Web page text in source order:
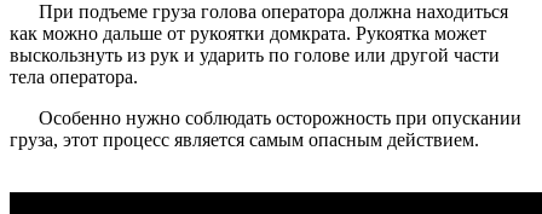
При подъеме груза голова оператора должна находиться
как можно дальше от рукоятки домкрата. Рукоятка может
выскользнуть из рук и ударить по голове или другой части
тела оператора.
Особенно нужно соблюдать осторожность при опускании
груза, этот процесс является самым опасным действием.